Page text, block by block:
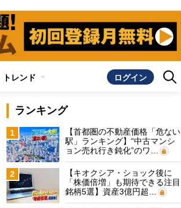
トレンド ログイン
ランキング
1
【首都圏の不動産価格「危ない
駅」ランキング】“中古マンシ
ョン売れ行き鈍化”のワ…
2
【キオクシア・ショック後に
「株価倍増」も期待できる注目
銘柄5選】資産3億円超…